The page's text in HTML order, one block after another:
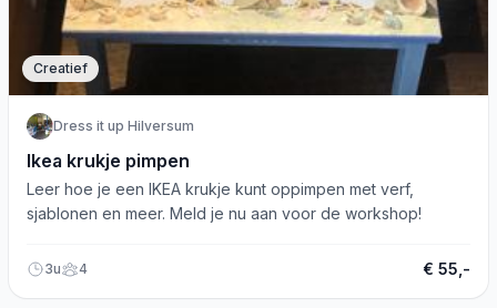
Creatief
Dress it up Hilversum
Ikea krukje pimpen
Leer hoe je een IKEA krukje kunt oppimpen met verf,
sjablonen en meer. Meld je nu aan voor de workshop!
3u 4 € 55,-